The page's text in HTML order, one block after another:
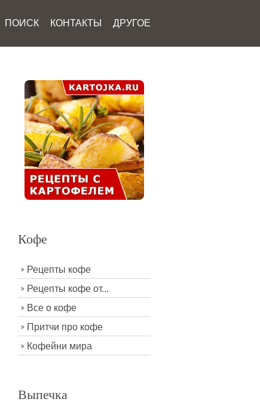
ПОИСК КОНТАКТЫ ДРУГОЕ
Кофе
Рецепты кофе
Рецепты кофе от...
Все о кофе
Притчи про кофе
Кофейни мира
Выпечка